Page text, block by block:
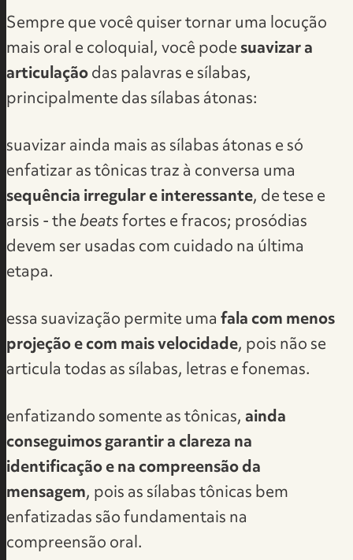
Sempre que você quiser tornar uma locução
mais oral e coloquial, você podesuavizar a
articulaçãodas palavras e sílabas,
principalmente das sílabas átonas:
suavizar ainda mais as sílabas átonas e só
enfatizar as tônicas traz à conversa uma
sequência irregular e interessante, de tese e
arsis - thebeatsfortes e fracos;prosódias
devem ser usadas com cuidado na última
etapa.
essa suavização permite umafala com menos
projeção e com mais velocidade, pois não se
articula todas as sílabas, letras e fonemas.
enfatizando somente as tônicas,ainda
conseguimos garantir a clareza na
identificação e na compreensão da
mensagem, pois as sílabas tônicas bem
enfatizadas são fundamentais na
compreensão oral.